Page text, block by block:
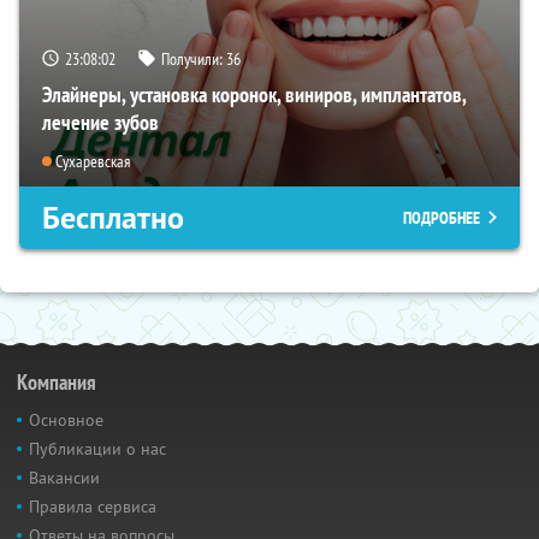
23:08:01 Получили:36
Элайнеры, установка коронок, виниров, имплантатов,
лечение зубов
Сухаревская
Бесплатно ПОДРОБНЕЕ
Компания
Основное
Публикации о нас
Вакансии
Правила сервиса